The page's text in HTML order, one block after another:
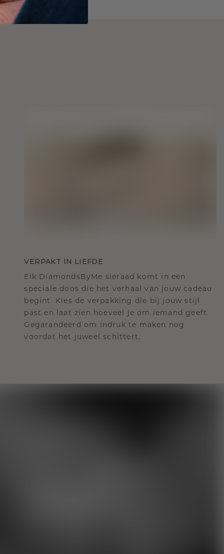
VERPAKT IN LIEFDE
Elk DiamondsByMe sieraad komt in een
speciale doos die het verhaal van jouw cadeau
begint. Kies de verpakking die bij jouw stijl
past en laat zien hoeveel je om iemand geeft.
Gegarandeerd om indruk te maken nog
voordat het juweel schittert.